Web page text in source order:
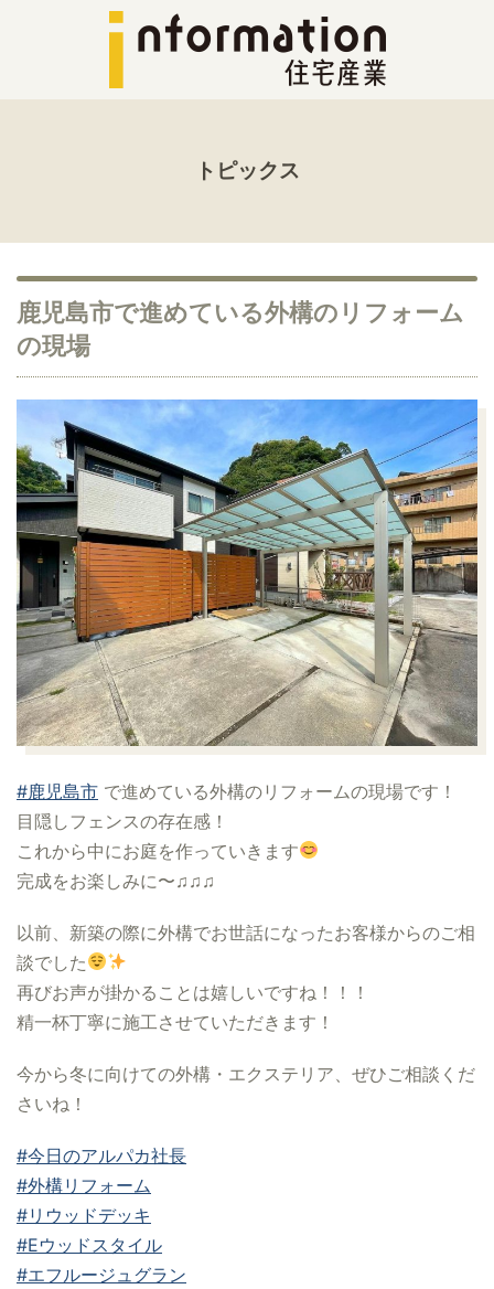
トピックス
鹿児島市で進めている外構のリフォーム
の現場
#鹿児島市 で進めている外構のリフォームの現場です！
目隠しフェンスの存在感！
これから中にお庭を作っていきます
完成をお楽しみに〜♫♫♫
以前、新築の際に外構でお世話になったお客様からのご相
談でした
再びお声が掛かることは嬉しいですね！！！
精一杯丁寧に施工させていただきます！
今から冬に向けての外構・エクステリア、ぜひご相談くだ
さいね！
#今日のアルパカ社長
#外構リフォーム
#リウッドデッキ
#Eウッドスタイル
#エフルージュグラン